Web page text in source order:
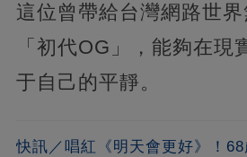
這位曾帶給台灣網路世
「初代OG」，能夠在現
于自己的平靜。
快訊／唱紅《明天會更好》！